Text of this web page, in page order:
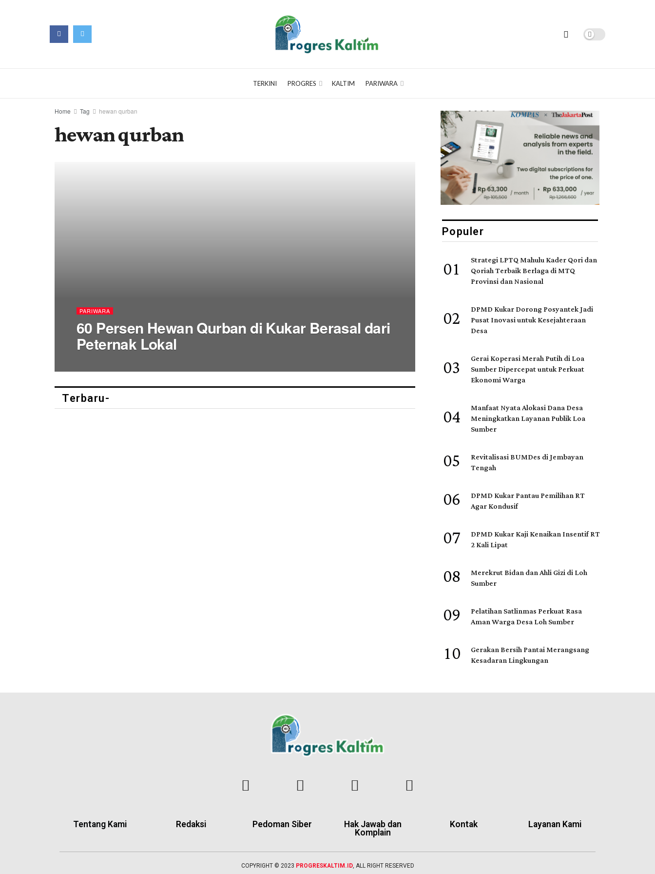
TERKINI PROGRES KALTIM PARIWARA
Home Tag hewan qurban
hewan qurban
PARIWARA
60 Persen Hewan Qurban di Kukar Berasal dari
Peternak Lokal
Terbaru-
Populer
01 Strategi LPTQ Mahulu Kader Qori dan
Qoriah Terbaik Berlaga di MTQ
Provinsi dan Nasional
02 DPMD Kukar Dorong Posyantek Jadi
Pusat Inovasi untuk Kesejahteraan
Desa
03 Gerai Koperasi Merah Putih di Loa
Sumber Dipercepat untuk Perkuat
Ekonomi Warga
04 Manfaat Nyata Alokasi Dana Desa
Meningkatkan Layanan Publik Loa
Sumber
05 Revitalisasi BUMDes di Jembayan
Tengah
06 DPMD Kukar Pantau Pemilihan RT
Agar Kondusif
07 DPMD Kukar Kaji Kenaikan Insentif RT
2 Kali Lipat
08 Merekrut Bidan dan Ahli Gizi di Loh
Sumber
09 Pelatihan Satlinmas Perkuat Rasa
Aman Warga Desa Loh Sumber
10 Gerakan Bersih Pantai Merangsang
Kesadaran Lingkungan
Tentang Kami Redaksi Pedoman Siber
Hak Jawab dan
Komplain
Kontak Layanan Kami
COPYRIGHT © 2023 PROGRESKALTIM.ID, ALL RIGHT RESERVED